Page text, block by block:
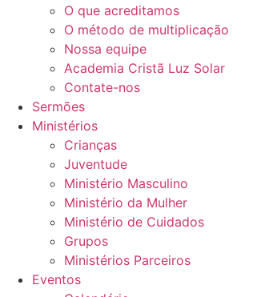
O que acreditamos
O método de multiplicação
Nossa equipe
Academia Cristã Luz Solar
Contate-nos
Sermões
Ministérios
Crianças
Juventude
Ministério Masculino
Ministério da Mulher
Ministério de Cuidados
Grupos
Ministérios Parceiros
Eventos